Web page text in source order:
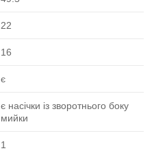
22
16
є
є насічки із зворотнього боку
мийки
1